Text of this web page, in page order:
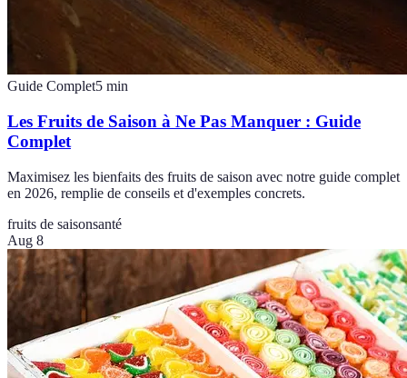
Guide Complet5 min
Les Fruits de Saison à Ne Pas Manquer : Guide
Complet
Maximisez les bienfaits des fruits de saison avec notre guide complet
en 2026, remplie de conseils et d'exemples concrets.
fruits de saisonsanté
Aug 8